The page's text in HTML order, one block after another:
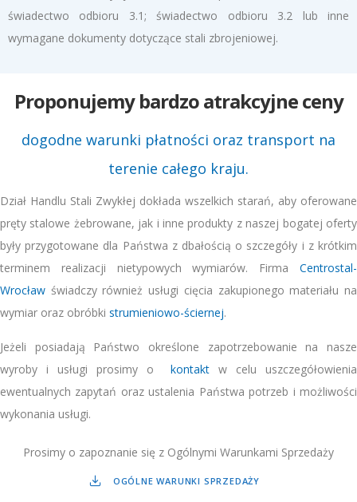
świadectwo odbioru 3.1; świadectwo odbioru 3.2 lub inne
wymagane dokumenty dotyczące stali zbrojeniowej.
Proponujemy bardzo atrakcyjne ceny
dogodne warunki płatności oraz transport na
terenie całego kraju.
Dział Handlu Stali Zwykłej dokłada wszelkich starań, aby oferowane
pręty stalowe żebrowane, jak i inne produkty z naszej bogatej oferty
były przygotowane dla Państwa z dbałością o szczegóły i z krótkim
terminem realizacji nietypowych wymiarów. Firma Centrostal-
Wrocław świadczy również usługi cięcia zakupionego materiału na
wymiar oraz obróbki strumieniowo-ściernej.
Jeżeli posiadają Państwo określone zapotrzebowanie na nasze
wyroby i usługi prosimy okontakt w celu uszczegółowienia
ewentualnych zapytań oraz ustalenia Państwa potrzeb i możliwości
wykonania usługi.
Prosimy o zapoznanie się z Ogólnymi Warunkami Sprzedaży
OGÓLNE WARUNKI SPRZEDAŻY